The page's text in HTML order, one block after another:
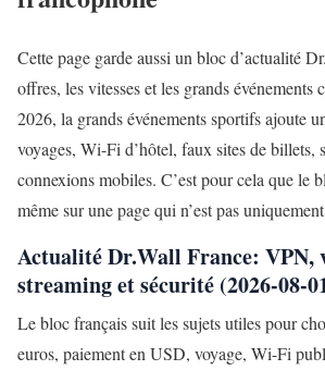
Cette page garde aussi un bloc d’actualité
offres, les vitesses et les grands événements
2026, la grands événements sportifs ajoute
voyages, Wi-Fi d’hôtel, faux sites de billets,
connexions mobiles. C’est pour cela que le
même sur une page qui n’est pas
Actualité Dr.Wall France: VPN,
streaming et sécurité (2026-08-
Le bloc français suit les sujets utiles pour
euros, paiement en USD, voyage, Wi-Fi